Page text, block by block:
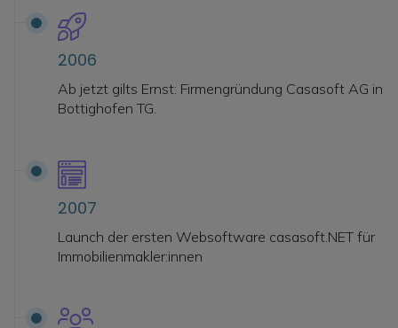
2006
Ab jetzt gilts Ernst: Firmengründung Casasoft AG in
Bottighofen TG.
2007
Launch der ersten Websoftware casasoft.NET für
Immobilienmakler:innen